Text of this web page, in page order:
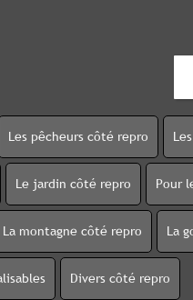
Les pêcheurs côté repro
Le jardin côté repro Pour
La montagne côté repro La
Divers côté repro